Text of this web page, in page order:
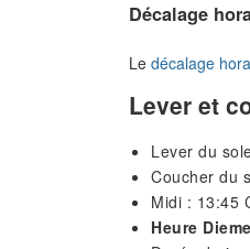
Décalage
Le décalage
Lever et
Lever du
Coucher du
Midi : 13:45
Heure